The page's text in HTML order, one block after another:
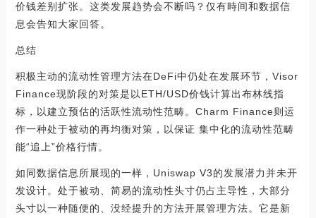
价钱差别扩张。这类发展趋势会不断吗？仅有時间和数据信
息会告知大家回答。
总结
积极主动的流动性管理方法在DeFi中仍处在发展环节，Visor
Finance现阶段的对策是以ETH/USD价钱计算出布林线指
标，以建立预估的活跃性流动性范畴。Charm Finance则运
作一种处于被动的再均衡对策，以保证 集中化的流动性范畴
能“追上”价格行情。
如同数据信息所展现的一样，Uniswap V3的发展潜力并未开
发设计。处于被动、简易的流动性头寸仍占主导性，大部分
头寸以一种随便的、没经提升的方法开展管理方法。它是新